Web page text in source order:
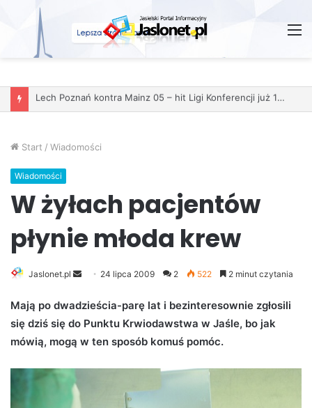
Start / Wiadomości
Wiadomości
W żyłach pacjentów
płynie młoda krew
Jaslonet.pl
n
d
a
24 lipca 2009 2 522 2 minut czytania
Mają po dwadzieścia-parę lat i bezinteresownie zgłosili
się dziś się do Punktu Krwiodawstwa w Jaśle, bo jak
mówią, mogą w ten sposób komuś pomóc.